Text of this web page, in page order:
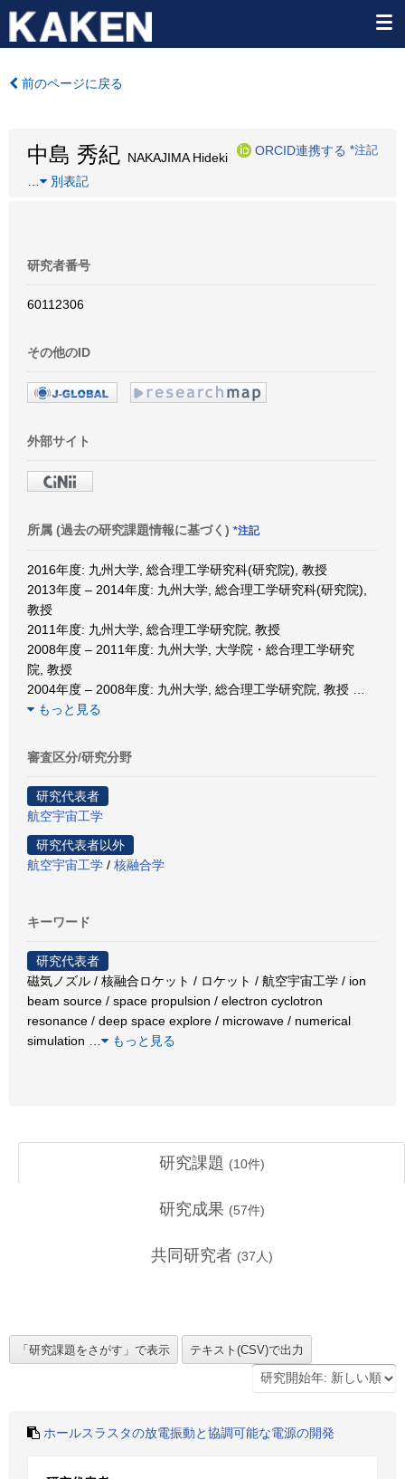
前のページに戻る
中島 秀紀 NAKAJIMA Hideki
ORCID連携する *注記
別表記
研究者番号
60112306
その他のID
外部サイト
所属 (過去の研究課題情報に基づく) *注記
2016年度: 九州大学, 総合理工学研究科(研究院), 教授
2013年度 – 2014年度: 九州大学, 総合理工学研究科(研究院),
教授
2011年度: 九州大学, 総合理工学研究院, 教授
2008年度 – 2011年度: 九州大学, 大学院・総合理工学研究
院, 教授
2004年度 – 2008年度: 九州大学, 総合理工学研究院, 教授
もっと見る
審査区分/研究分野
研究代表者
航空宇宙工学
研究代表者以外
航空宇宙工学 / 核融合学
キーワード
研究代表者
磁気ノズル / 核融合ロケット / ロケット / 航空宇宙工学 / ion
beam source / space propulsion / electron cyclotron
resonance / deep space explore / microwave / numerical
simulation
もっと見る
研究課題 (10件)
研究成果 (57件)
共同研究者 (37 人)
ホールスラスタの放電振動と協調可能な電源の開発